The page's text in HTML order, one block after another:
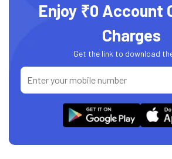
Enjoy ₹0 Account
Charges
Get the link to download